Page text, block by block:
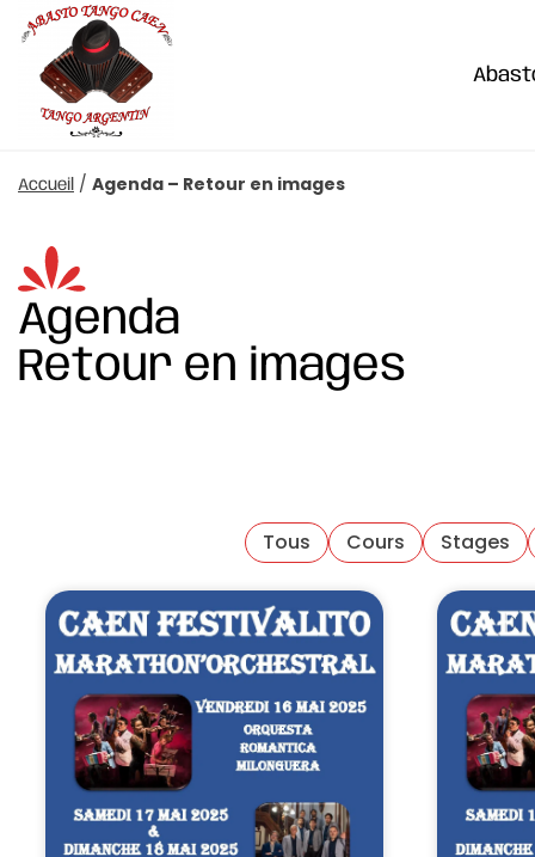
Accueil / Agenda – Retour en images
Agenda
Retour en images
Tous Cours Stages